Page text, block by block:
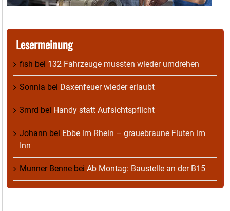
Lesermeinung
fish bei 132 Fahrzeuge mussten wieder umdrehen
Sonnia bei Daxenfeuer wieder erlaubt
3mrd bei Handy statt Aufsichtspflicht
Johann bei Ebbe im Rhein – grauebraune Fluten im
Inn
Munner Benne bei Ab Montag: Baustelle an der B15